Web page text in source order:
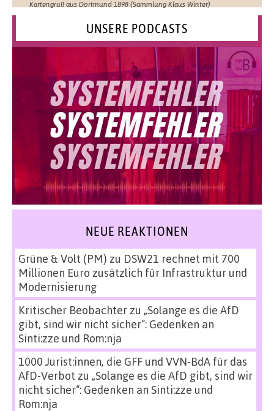
Kartengruß aus Dortmund 1898 (Sammlung Klaus Winter)
UNSERE PODCASTS
NEUE REAKTIONEN
Grüne & Volt (PM) zu DSW21 rechnet mit 700
Millionen Euro zusätzlich für Infrastruktur und
Modernisierung
Kritischer Beobachterzu „Solange es die AfD
gibt, sind wir nicht sicher“: Gedenken an
Sinti:zze und Rom:nja
1000 Jurist:innen, die GFF und VVN-BdA für das
AfD-Verbot zu „Solange es die AfD gibt, sind wir
nicht sicher“: Gedenken an Sinti:zze und
Rom:nja